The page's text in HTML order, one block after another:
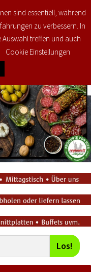
€0,00 0
Los!
sind essentiell, während
zu verbessern. In
Auswahl treffen und auch
Cookie Einstellungen